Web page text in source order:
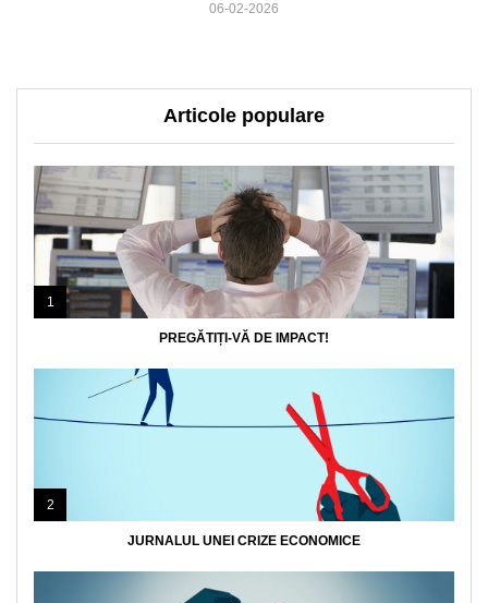
06-02-2026
Articole populare
1
PREGĂTIȚI-VĂ DE IMPACT!
2
JURNALUL UNEI CRIZE ECONOMICE